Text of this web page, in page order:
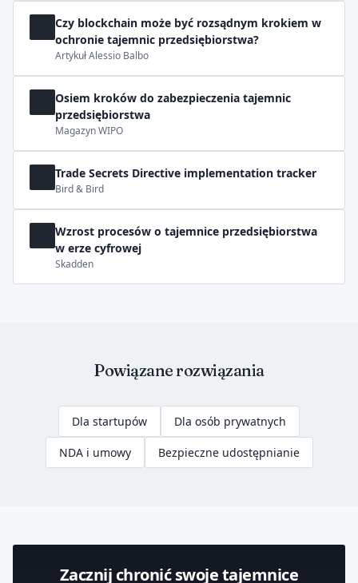
Czy blockchain może być rozsądnym krokiem w
ochronie tajemnic przedsiębiorstwa?
Artykuł Alessio Balbo
Osiem kroków do zabezpieczenia tajemnic
przedsiębiorstwa
Magazyn WIPO
Trade Secrets Directive implementation tracker
Bird & Bird
Wzrost procesów o tajemnice przedsiębiorstwa
w erze cyfrowej
Skadden
Powiązane rozwiązania
Dla startupów Dla osób prywatnych
NDA i umowy Bezpieczne udostępnianie
Zacznij chronić swoje tajemnice